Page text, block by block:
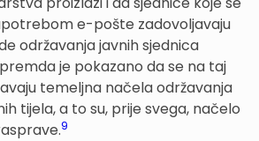
e-pošte zadovoljavaju
održavanja javnih sjednica
je pokazano da se na taj
temeljna načela održavanja
tijela, a to su, prije svega, načelo
9